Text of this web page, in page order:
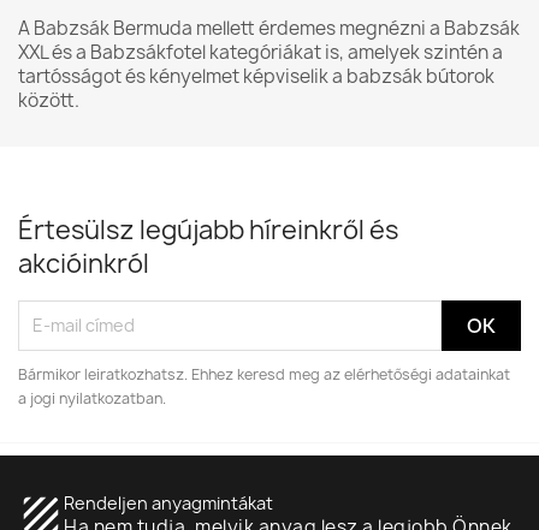
A Babzsák Bermuda mellett érdemes megnézni a Babzsák
XXLés a Babzsákfotelkategóriákat is, amelyek szintén a
tartósságot és kényelmet képviselik a babzsák bútorok
között.
Értesülsz legújabb híreinkről és
akcióinkról
Bármikor leiratkozhatsz. Ehhez keresd meg az elérhetőségi adatainkat
a jogi nyilatkozatban.
texture Rendeljen anyagmintákat